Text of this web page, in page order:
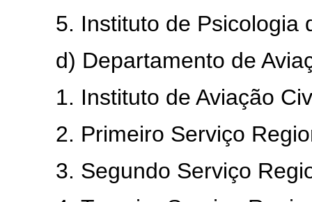
5. Instituto de Psicologia
d) Departamento de
1. Instituto de Aviação
2. Primeiro Serviço
3. Segundo Serviço